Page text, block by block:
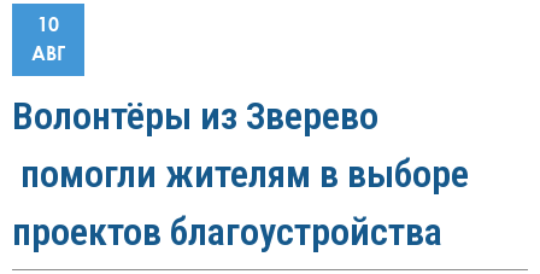
10
АВГ
Волонтёры из Зверево
помогли жителям в выборе
проектов благоустройства